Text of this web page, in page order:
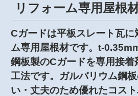
リフォーム専用屋根
Cガードは平板スレート瓦に
ム専用屋根材です。t-
鋼板製のCガードを専用接着
工法です。ガルバリウム鋼
い・丈夫のため優れたコス